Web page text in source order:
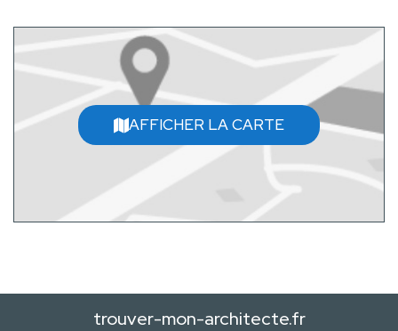
AFFICHER LA CARTE
trouver-mon-architecte.fr